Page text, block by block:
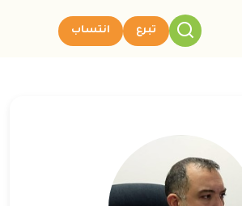
تبرع انتساب